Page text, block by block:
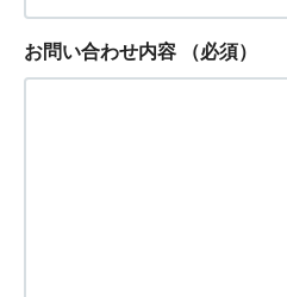
お問い合わせ内容 （必須）